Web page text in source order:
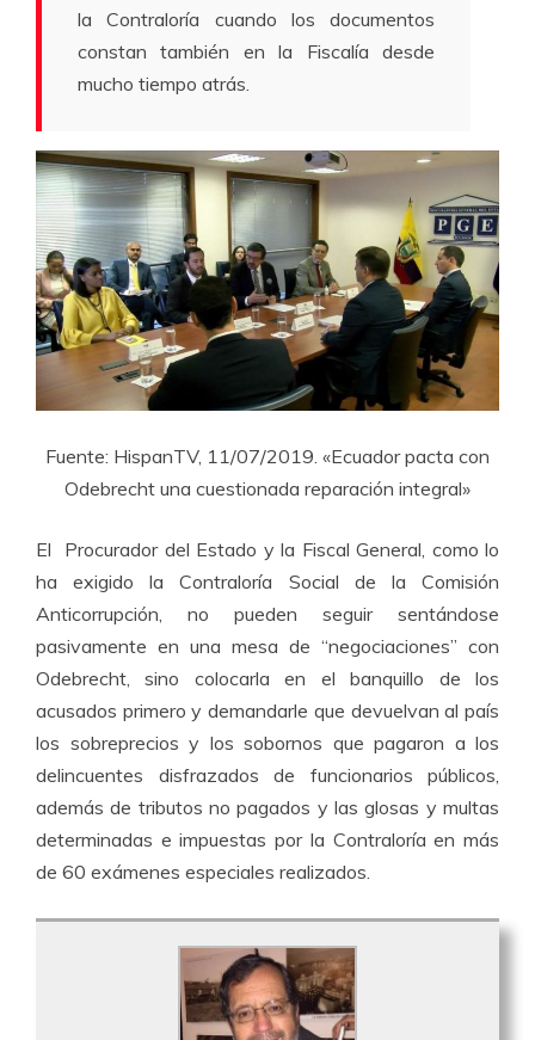
la Contraloría cuando los documentos
constan también en la Fiscalía desde
mucho tiempo atrás.
Fuente: HispanTV, 11/07/2019. «Ecuador pacta con
Odebrecht una cuestionada reparación integral»
El Procurador del Estado y la Fiscal General, como lo
ha exigido la Contraloría Social de la Comisión
Anticorrupción, no pueden seguir sentándose
pasivamente en una mesa de “negociaciones” con
Odebrecht, sino colocarla en el banquillo de los
acusados primero y demandarle que devuelvan al país
los sobreprecios y los sobornos que pagaron a los
delincuentes disfrazados de funcionarios públicos,
además de tributos no pagados y las glosas y multas
determinadas e impuestas por la Contraloría en más
de 60 exámenes especiales realizados.